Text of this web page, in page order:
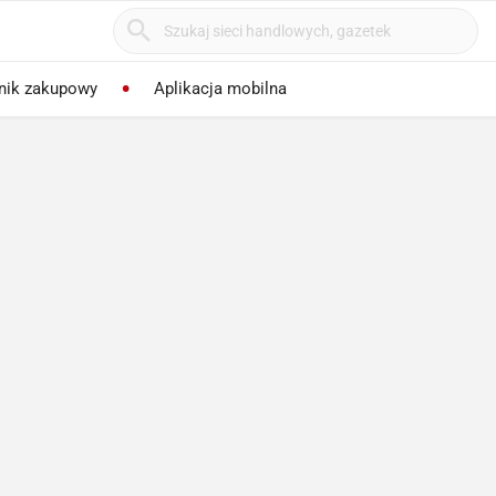
zakupowy Aplikacja mobilna